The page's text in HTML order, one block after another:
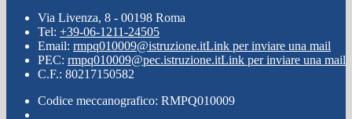
Via Livenza, 8 - 00198 Roma
Tel: +39-06-1211-24505
Email: rmpq010009@istruzione.itLink per inviare una mail
PEC: rmpq010009@pec.istruzione.itLink per inviare una mail
C.F.: 80217150582
Codice meccanografico: RMPQ010009